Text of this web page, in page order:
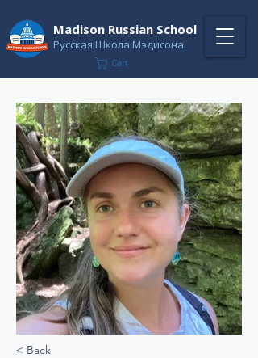
Madison Russian School
Русская Школа Мэдисона
Cart
< Back